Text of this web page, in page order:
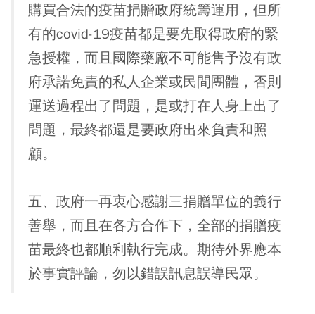
購買合法的疫苗捐贈政府統籌運用，但所
有的covid-19疫苗都是要先取得政府的緊
急授權，而且國際藥廠不可能售予沒有政
府承諾免責的私人企業或民間團體，否則
運送過程出了問題，是或打在人身上出了
問題，最終都還是要政府出來負責和照
顧。
五、政府一再衷心感謝三捐贈單位的義行
善舉，而且在各方合作下，全部的捐贈疫
苗最終也都順利執行完成。期待外界應本
於事實評論，勿以錯誤訊息誤導民眾。